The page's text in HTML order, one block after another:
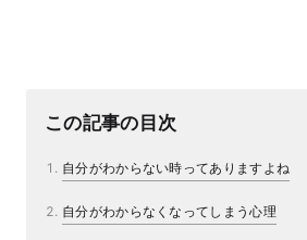
この記事の目次
自分がわからない時ってありますよね
自分がわからなくなってしまう心理